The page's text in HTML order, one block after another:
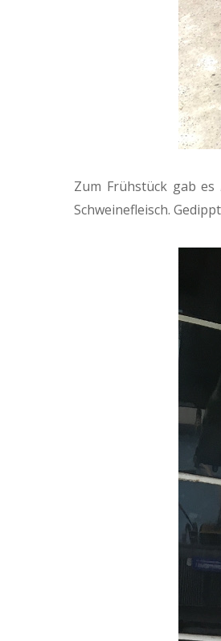
Zum Frühstück gab es
Schweinefleisch.